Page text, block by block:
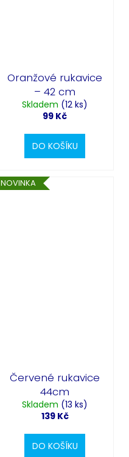
Oranžové rukavice
– 42 cm
Skladem (12 ks)
99 Kč
DO KOŠÍKU
NOVINKA
Červené rukavice
44cm
Skladem (13 ks)
139 Kč
DO KOŠÍKU